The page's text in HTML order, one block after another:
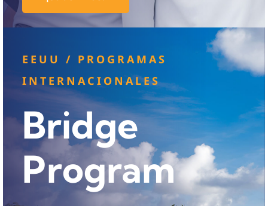
EEUU / PROGRAMAS
INTERNACIONALES
Bridge
Program